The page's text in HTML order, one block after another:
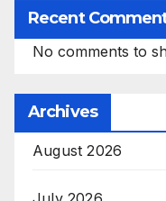
Recent
No comments to
Archives
August 2026